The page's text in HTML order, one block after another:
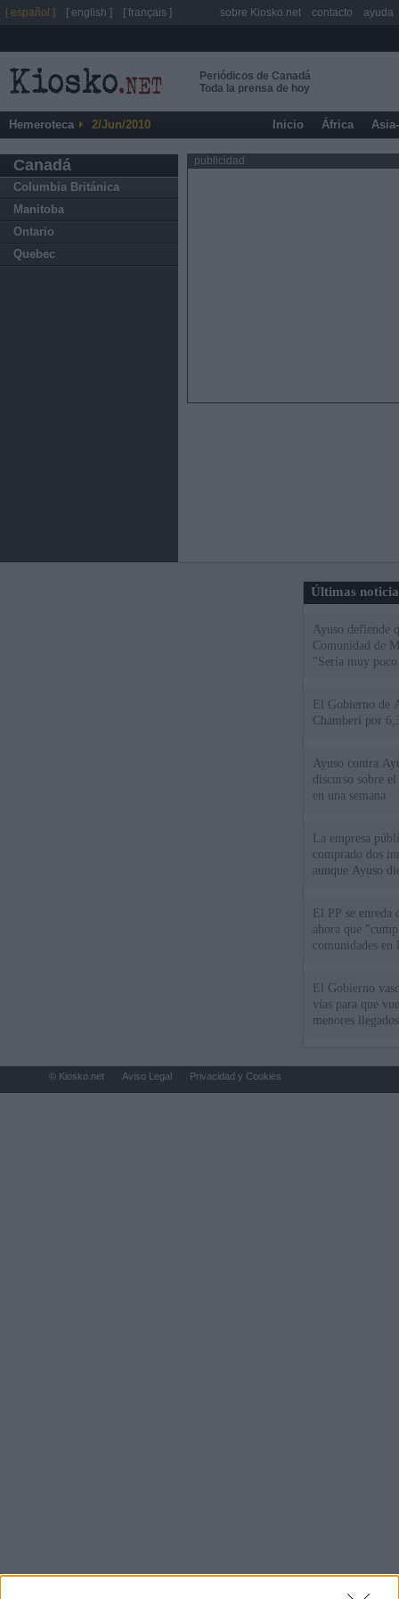
Periódicos de Canadá
Toda la prensa de hoy
Hemeroteca 2/Jun/2010 Inicio África
Canadá
Columbia Británica
Manitoba
Ontario
Quebec
publicidad
Últimas
Ayuso defiende
Comunidad de
"Sería muy
El Gobierno de
Chamberí por
Ayuso contra
discurso sobre
en una semana
La empresa
comprado dos
aunque Ayuso
El PP se
ahora que
comunidades en
El Gobierno
vías para que
menores
[ español ] [ english ] [ français ] sobre Kiosko.net contacto ayuda
© Kiosko.net Aviso Legal Privacidad y Cookies